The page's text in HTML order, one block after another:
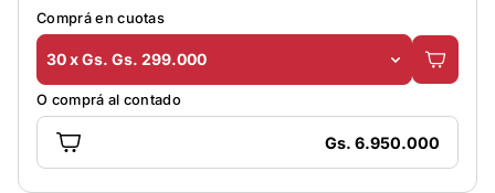
Comprá en cuotas
30 x Gs. Gs. 299.000
O comprá al contado
Gs. 6.950.000